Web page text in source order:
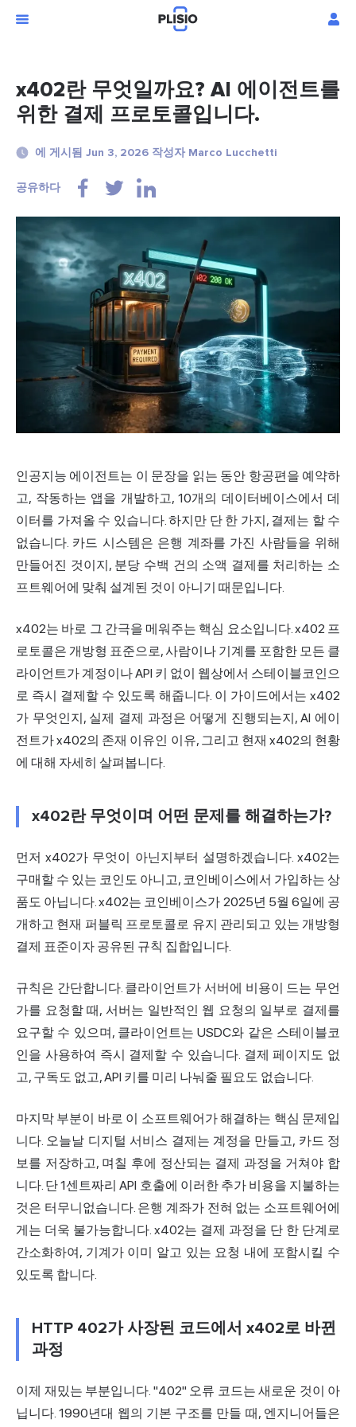
x402란 무엇일까요? AI 에이전트를
위한 결제 프로토콜입니다.
에 게시됨 Jun 3, 2026 작성자 Marco Lucchetti
공유하다
인공지능 에이전트는 이 문장을 읽는 동안 항공편을 예약하
고, 작동하는 앱을 개발하고, 10개의 데이터베이스에서 데
이터를 가져올 수 있습니다. 하지만 단 한 가지, 결제는 할 수
없습니다. 카드 시스템은 은행 계좌를 가진 사람들을 위해
만들어진 것이지, 분당 수백 건의 소액 결제를 처리하는 소
프트웨어에 맞춰 설계된 것이 아니기 때문입니다.
x402는 바로 그 간극을 메워주는 핵심 요소입니다. x402 프
로토콜은 개방형 표준으로, 사람이나 기계를 포함한 모든 클
라이언트가 계정이나 API 키 없이 웹상에서 스테이블코인으
로 즉시 결제할 수 있도록 해줍니다. 이 가이드에서는 x402
가 무엇인지, 실제 결제 과정은 어떻게 진행되는지, AI 에이
전트가 x402의 존재 이유인 이유, 그리고 현재 x402의 현황
에 대해 자세히 살펴봅니다.
x402란 무엇이며 어떤 문제를 해결하는가?
먼저 x402가 무엇이 아닌지부터 설명하겠습니다. x402는
구매할 수 있는 코인도 아니고, 코인베이스에서 가입하는 상
품도 아닙니다. x402는 코인베이스가 2025년 5월 6일에 공
개하고 현재 퍼블릭 프로토콜로 유지 관리되고 있는 개방형
결제 표준이자 공유된 규칙 집합입니다.
규칙은 간단합니다. 클라이언트가 서버에 비용이 드는 무언
가를 요청할 때, 서버는 일반적인 웹 요청의 일부로 결제를
요구할 수 있으며, 클라이언트는 USDC와 같은 스테이블코
인을 사용하여 즉시 결제할 수 있습니다. 결제 페이지도 없
고, 구독도 없고, API 키를 미리 나눠줄 필요도 없습니다.
마지막 부분이 바로 이 소프트웨어가해결하는 핵심 문제입
니다. 오늘날 디지털 서비스 결제는 계정을 만들고, 카드 정
보를 저장하고, 며칠 후에 정산되는 결제 과정을 거쳐야 합
니다. 단 1센트짜리 API 호출에 이러한 추가 비용을 지불하는
것은 터무니없습니다. 은행 계좌가 전혀 없는 소프트웨어에
게는 더욱 불가능합니다. x402는 결제 과정을 단 한 단계로
간소화하여, 기계가 이미 알고 있는 요청 내에 포함시킬 수
있도록 합니다.
HTTP 402가 사장된 코드에서 x402로 바뀐
과정
이제 재밌는 부분입니다. "402" 오류 코드는 새로운 것이 아
닙니다. 1990년대 웹의 기본 구조를 만들 때, 엔지니어들은